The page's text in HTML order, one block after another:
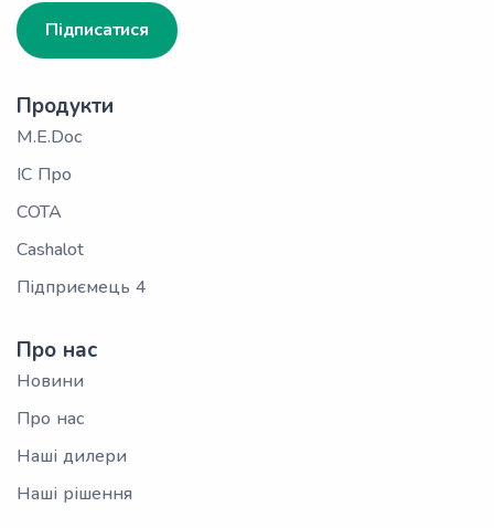
Підписатися
Продукти
M.E.Doc
ІС Про
СОТА
Cashalot
Підприємець 4
Про нас
Новини
Про нас
Наші дилери
Наші рішення